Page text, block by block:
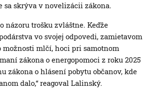
sa skrýva v novelizácii zákona.
názoru trošku zvláštne. Keďže
vo svojej odpovedi, zamietavom
možnosti mlčí, hoci pri samotnom
zákona o energopomoci z roku 2025
zákona o hlásení pobytu občanov, kde
dalo,“ reagoval Lalinský.